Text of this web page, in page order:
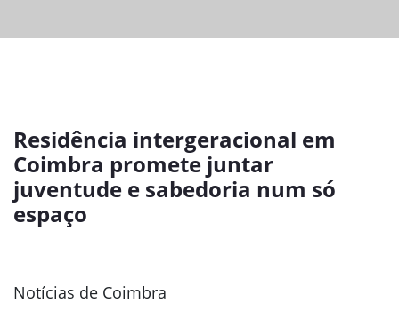
Residência intergeracional em
Coimbra promete juntar
juventude e sabedoria num só
espaço
Notícias de Coimbra